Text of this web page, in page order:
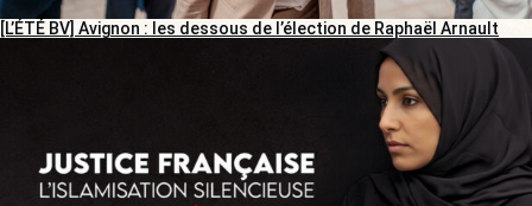
[L’ÉTÉ BV] Avignon : les dessous de l’élection de Raphaël Arnault